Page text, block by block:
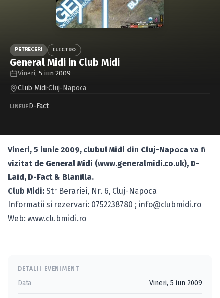
Caută în site...
PETRECERI ELECTRO
General Midi in Club Midi
Vineri, 5 iun 2009
Club Midi·Cluj-Napoca
LINEUPD-Fact
Vineri, 5 iunie 2009, clubul Midi din Cluj-Napoca va fi
vizitat de General Midi (www.generalmidi.co.uk), D-
Laid, D-Fact & Blanilla.
Club Midi: Str Berariei, Nr. 6, Cluj-Napoca
Informatii si rezervari: 0752238780 ; info@clubmidi.ro
Web: www.clubmidi.ro
DETALII EVENIMENT
Data Vineri, 5 iun 2009